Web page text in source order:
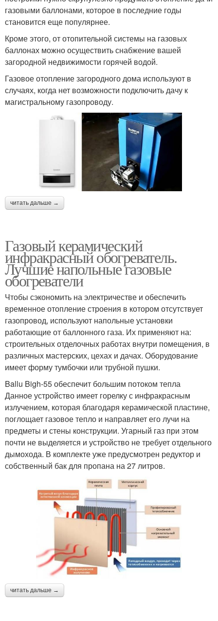
газовыми баллонами, которое в последние годы
становится еще популярнее.
Кроме этого, от отопительной системы на газовых
баллонах можно осуществить снабжение вашей
загородной недвижимости горячей водой.
Газовое отопление загородного дома используют в
случаях, когда нет возможности подключить дачу к
магистральному газопроводу.
читать дальше →
Газовый керамический
инфракрасный обогреватель.
Лучшие напольные газовые
обогреватели
Чтобы сэкономить на электричестве и обеспечить
временное отопление строения в котором отсутствует
газопровод, используют напольные установки
работающие от баллонного газа. Их применяют на:
строительных отделочных работах внутри помещения, в
различных мастерских, цехах и дачах. Оборудование
имеет форму тумбочки или трубной пушки.
Ballu Bigh-55 обеспечит большим потоком тепла
Данное устройство имеет горелку с инфракрасным
излучением, которая благодаря керамической пластине,
поглощает газовое тепло и направляет его лучи на
предметы и стены конструкции. Угарный газ при этом
почти не выделяется и устройство не требует отдельного
дымохода. В комплекте уже предусмотрен редуктор и
собственный бак для пропана на 27 литров.
читать дальше →